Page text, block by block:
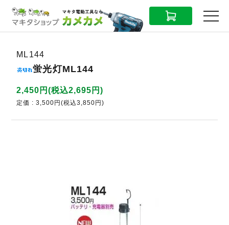
CART MENU
ML144
蛍光灯ML144
2,450円(税込2,695円)
定価 : 3,500円(税込3,850円)